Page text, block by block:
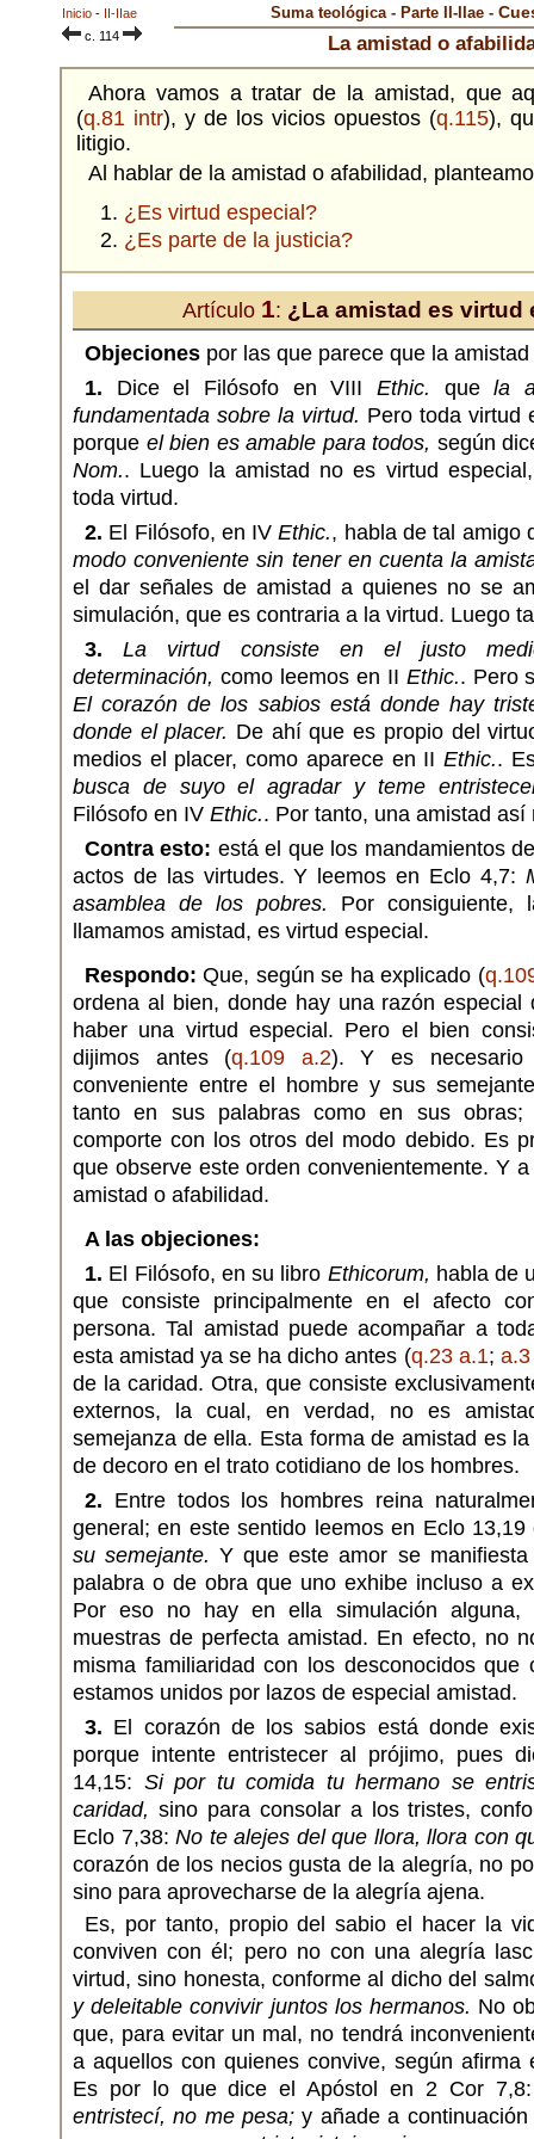
Inicio - II-IIae
c. 114
Suma teológica - Parte II-IIae -
La amistad o
Ahora vamos a tratar de la amistad, que
(q.81 intr), y de los vicios opuestos (q.115),
litigio.
Al hablar de la amistad o afabilidad,
¿Es virtud especial?
¿Es parte de la justicia?
Artículo 1: ¿La amistad es virtud
Objeciones por las que parece que la
1. Dice el Filósofo en VIII Ethic. quela
fundamentada sobre la virtud. Pero toda virtud
porque el bien es amable para todos, según
Nom.. Luego la amistad no es virtud
toda virtud.
2. El Filósofo, en IVEthic., habla de tal amigo
modo conveniente sin tener en cuenta la
el dar señales de amistad a quienes no se
simulación, que es contraria a la virtud. Luego
3.
La virtud consiste en el justo
determinación, como leemos en II Ethic.. Pero
El corazón de los sabios está donde hay
donde el placer. De ahí que es propio del
medios el placer, como aparece en IIEthic..
busca de suyo el agradar y teme
Filósofo en IV Ethic.. Por tanto, una amistad así
Contra esto: está el que los mandamientos
actos de las virtudes. Y leemos en Eclo 4,7:
asamblea de los pobres. Por consiguiente,
llamamos amistad, es virtud especial.
Respondo: Que, según se ha explicado (
ordena al bien, donde hay una razón especial
haber una virtud especial. Pero el bien
dijimos antes (q.109 a.2). Y es necesario
conveniente entre el hombre y sus
tanto en sus palabras como en sus
comporte con los otros del modo debido. Es
que observe este orden convenientemente. Y
amistad o afabilidad.
A las objeciones:
1. El Filósofo, en su libro Ethicorum, habla de
que consiste principalmente en el afecto
persona. Tal amistad puede acompañar a
esta amistad ya se ha dicho antes (q.23 a.1;
de la caridad. Otra, que consiste
externos, la cual, en verdad, no es
semejanza de ella. Esta forma de amistad es
de decoro en el trato cotidiano de los hombres.
2. Entre todos los hombres reina
general; en este sentido leemos en Eclo
su semejante. Y que este amor se
palabra o de obra que uno exhibe incluso a
Por eso no hay en ella simulación alguna,
muestras de perfecta amistad. En efecto, no
misma familiaridad con los desconocidos que
estamos unidos por lazos de especial amistad.
3. El corazón de los sabios está donde
porque intente entristecer al prójimo, pues
14,15: Si por tu comida tu hermano se
caridad, sino para consolar a los tristes,
Eclo 7,38: No te alejes del que llora, llora con
corazón de los necios gusta de la alegría, no
sino para aprovecharse de la alegría ajena.
Es, por tanto, propio del sabio el hacer la
conviven con él; pero no con una alegría
virtud, sino honesta, conforme al dicho del
y deleitable convivir juntos los hermanos. No
que, para evitar un mal, no tendrá
a aquellos con quienes convive, según
Es por lo que dice el Apóstol en 2 Cor
entristecí, no me pesa; y añade a